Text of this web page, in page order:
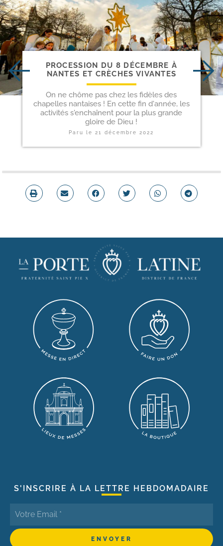
PROCESSION DU 8 DÉCEMBRE À
NANTES ET CRÈCHES VIVANTES
On ne chôme pas chez les fidèles des
chapelles nantaises ! En cette fin d'année, les
activités s'enchaînent pour la plus grande
gloire de Dieu !
Paru le21 décembre 2022
S'INSCRIRE À LA LETTRE HEBDOMADAIRE